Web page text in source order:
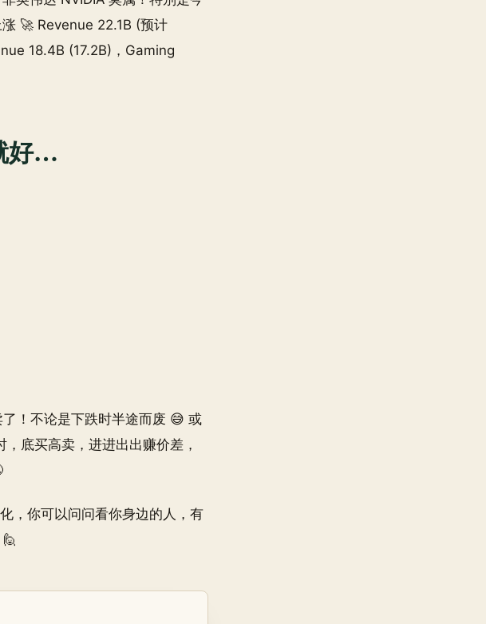
🚀 Revenue 22.1B (预计
18.4B (17.2B)，Gaming
好…
！不论是下跌时半途而废 😅 或
底买高卖，进进出出赚价差，
，你可以问问看你身边的人，有